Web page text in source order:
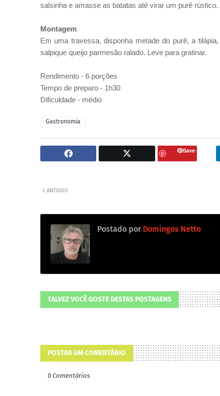
salsinha e amasse as batatas até virar um purê
Montagem
Em uma travessa, disponha metade do purê, a
salpique queijo parmesão ralado. Leve para gratinar.
Rendimento - 6 porções
Tempo de preparo - 1h30
Dificuldade - médio
Gastronomia
Save
ANTIGOS
Postado por Domingos Netto
TALVEZ VOCÊ GOSTE DESTAS POSTAGENS
POSTAR UM COMENTÁRIO
0 Comentários